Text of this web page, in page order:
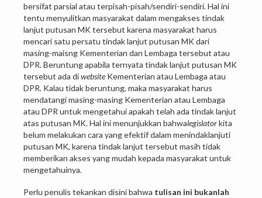
bersifat parsial atau terpisah-pisah/sendiri-sendiri. Hal ini
tentu menyulitkan masyarakat dalam mengakses tindak
lanjut putusan MK tersebut karena masyarakat harus
mencari satu persatu tindak lanjut putusan MK dari
masing-maisng Kementerian dan Lembaga tersebut atau
DPR. Beruntung apabila ternyata tindak lanjut putusan MK
tersebut ada diwebsite Kementerian atau Lembaga atau
DPR. Kalau tidak beruntung, maka masyarakat harus
mendatangi masing-masing Kementerian atau Lembaga
atau DPR untuk mengetahui apakah telah ada tindak lanjut
atas putusan MK. Hal ini menunjukkan bahwalegislatorkita
belum melakukan cara yang efektif dalam menindaklanjuti
putusan MK, karena tindak lanjut tersebut masih tidak
memberikan akses yang mudah kepada masyarakat untuk
mengetahuinya.
Perlu penulis tekankan disini bahwa tulisan ini bukanlah